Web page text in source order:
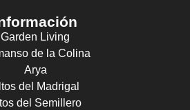
Garden Living
de la Colina
Arya
del Madrigal
del Semillero